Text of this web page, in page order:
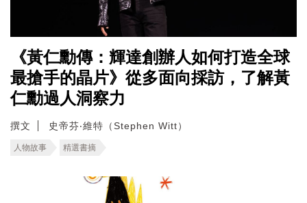
《黃仁勳傳：輝達創辦人如何打造全球
最搶手的晶片》從多面向採訪，了解黃
仁勳過人洞察力
撰文 史帝芬‧維特（Stephen Witt）
人物故事 精選書摘